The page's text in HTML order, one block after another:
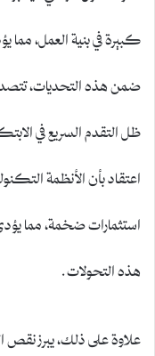
كبيرة في بنية العمل،
ضمن هذه التحديات،
ظل التقدم السريع في
اعتقاد بأن الأنظمة
استثمارات ضخمة، مما
هذه التحولات.
علاوة على ذلك، يبرز